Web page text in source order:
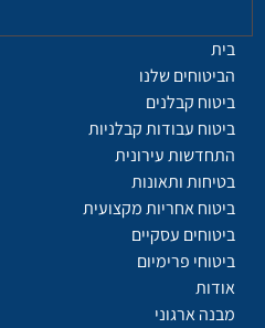
אודות
מבנה ארגוני
בית
הביטוחים שלנו
ביטוח קבלנים
ביטוח עבודות קבלניות
התחדשות עירונית
בטיחות ותאונות
ביטוח אחריות מקצועית
ביטוחים עסקיים
ביטוחי פרימיום